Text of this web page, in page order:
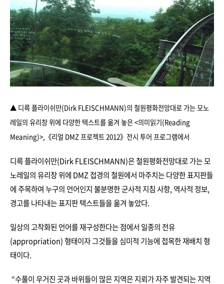
▲ 디륵 플라이쉬만(Dirk FLEISCHMANN)의 철원평화전망대로 가는 모노
레일의 유리창 위에 다양한 텍스트를 옮겨 놓은 <의미읽기(Reading
Meaning)>, 《리얼 DMZ 프로젝트 2012》전시 투어 프로그램에서
디륵 플라이쉬만(Dirk FLEISCHMANN)은 철원평화전망대로 가는 모
노레일의 유리창 위에 DMZ 접경의 철원에서 마주치는 다양한 표지판들
에 주목하여 누구의 언어인지 불분명한 군사적 지침 사항, 역사적 정보,
경고를 나타내는 표지판 텍스트들을 옮겨 놓았다.
일상의 고착화된 언어를 재구성한다는 점에서 일종의 전유
(appropriation) 형태이자 그것들을 심미적 기능에 접목한 재배치 형
태이다.
“수풀이 우거진 곳과 바위들이 많은 지역은 지뢰가 자주 발견되는 지역